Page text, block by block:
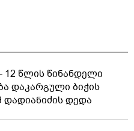
12 წლის წინანდელი
დაკარგული ბიჭის
დადიანიძის დედა